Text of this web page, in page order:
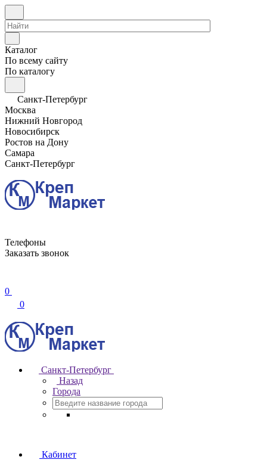
Каталог
По всему сайту
По каталогу
Санкт-Петербург
Москва
Нижний Новгород
Новосибирск
Ростов на Дону
Самара
Санкт-Петербург
Телефоны
Заказать звонок
0
0
Санкт-Петербург
Назад
Города
Кабинет